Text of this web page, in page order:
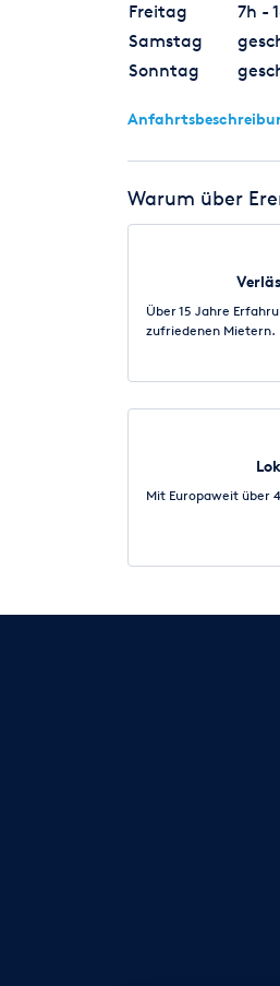
Freitag
7h -
Samstag
Sonntag
Warum über
Über 15 Jahre
zufriedenen Mietern.
Mit Europaweit über